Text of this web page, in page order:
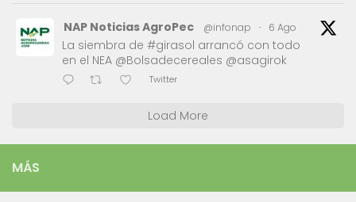
NAP Noticias AgroPec @infonap · 6 Ago
La siembra de #girasol arrancó con todo
en el NEA @Bolsadecereales @asagirok
Twitter
Load More
MÁS